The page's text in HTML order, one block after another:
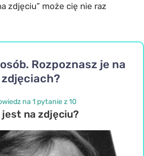
zdjęciu” może cię nie raz
Rozpoznasz je na
zdjęciach?
na 1 pytanie z 10
jest na zdjęciu?